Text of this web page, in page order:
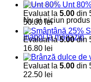
Nu ai niciun
Înapoi la magazin
Unt
Evaluat la 5.00 din
50.00lei
Evaluat la5.00din
16.80 lei
Evaluat la 5.00 din
22.50 lei